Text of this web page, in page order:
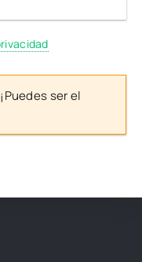
ser el